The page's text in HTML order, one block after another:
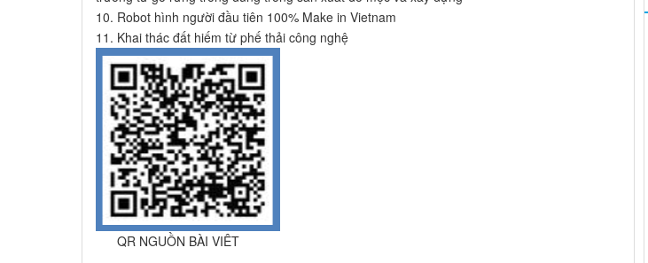
10. Robot hình người đầu tiên 100% Make in Vietnam
11. Khai thác đất hiếm từ phế thải công nghệ
QR NGUỒN BÀI VIÊT